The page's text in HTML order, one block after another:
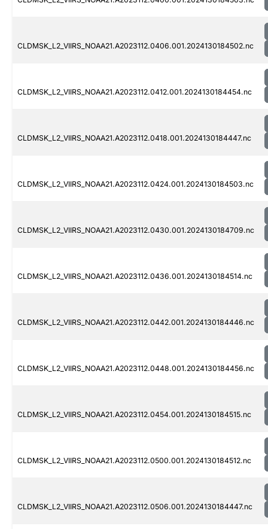
CLDMSK_L2_VIIRS_NOAA21.A2023112.0406.001.2024130184502.nc
CLDMSK_L2_VIIRS_NOAA21.A2023112.0412.001.2024130184454.nc
CLDMSK_L2_VIIRS_NOAA21.A2023112.0418.001.2024130184447.nc
CLDMSK_L2_VIIRS_NOAA21.A2023112.0424.001.2024130184503.nc
CLDMSK_L2_VIIRS_NOAA21.A2023112.0430.001.2024130184709.nc
CLDMSK_L2_VIIRS_NOAA21.A2023112.0436.001.2024130184514.nc
CLDMSK_L2_VIIRS_NOAA21.A2023112.0442.001.2024130184446.nc
CLDMSK_L2_VIIRS_NOAA21.A2023112.0448.001.2024130184456.nc
CLDMSK_L2_VIIRS_NOAA21.A2023112.0454.001.2024130184515.nc
CLDMSK_L2_VIIRS_NOAA21.A2023112.0500.001.2024130184512.nc
CLDMSK_L2_VIIRS_NOAA21.A2023112.0506.001.2024130184447.nc